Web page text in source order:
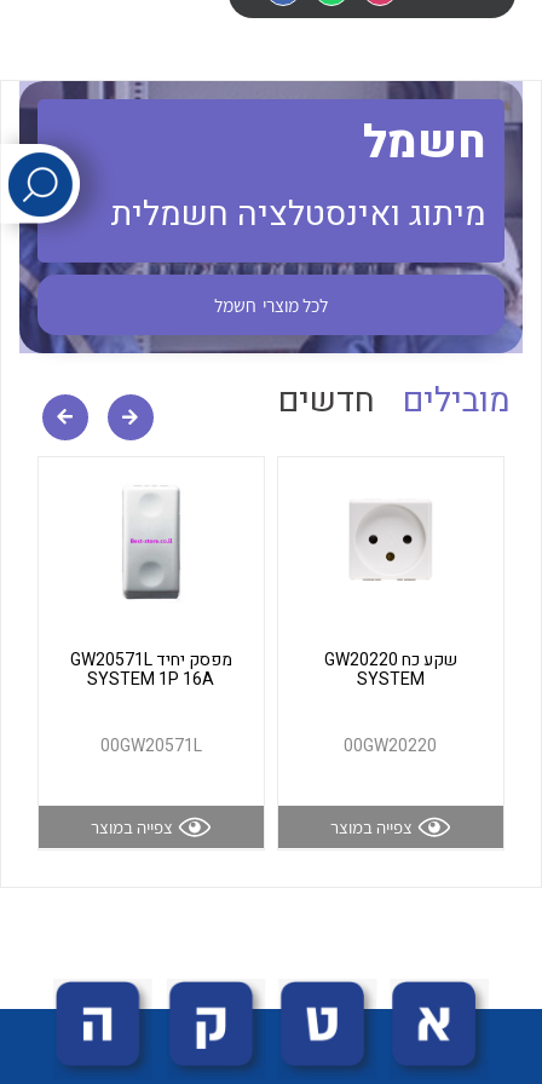
לכל מוצרי היצרן לכל מוצרי היצרן
לכל מוצרי היצרן לכל מוצרי היצרן
חשמל
מיתוג ואינסטלציה חשמלית
לכל מוצרי חשמל
מובילים חדשים
שקע כח GW20220
SYSTEM
00GW20220
צפייה במוצר
מפסק יחיד GW20571L
SYSTEM 1P 16A
00GW20571L
צפייה במוצר